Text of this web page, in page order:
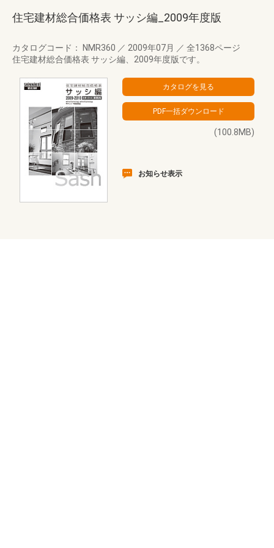
住宅建材総合価格表 サッシ編_2009年度版
カタログコード： NMR360 ／ 2009年07月 ／ 全1368ページ
住宅建材総合価格表 サッシ編、2009年度版です。
(100.8MB)
お知らせ表示